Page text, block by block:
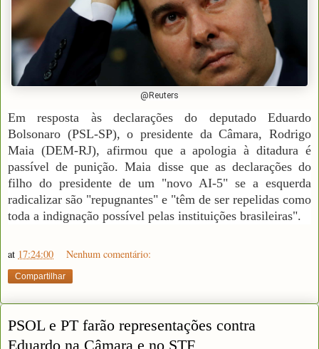
@Reuters
Em resposta às declarações do deputado Eduardo
Bolsonaro (PSL-SP), o presidente da Câmara, Rodrigo
Maia (DEM-RJ), afirmou que a apologia à ditadura é
passível de punição. Maia disse que as declarações do
filho do presidente de um "novo AI-5" se a esquerda
radicalizar são "repugnantes" e "têm de ser repelidas como
toda a indignação possível pelas instituições brasileiras".
at 17:24:00 Nenhum comentário:
Compartilhar
PSOL e PT farão representações contra
Eduardo na Câmara e no STF